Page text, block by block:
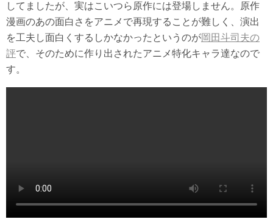
してましたが、実はこいつら原作には登場しません。原作
漫画のあの面白さをアニメで再現することが難しく、演出
を工夫し面白くするしかなかったというのが岡田斗司夫の
評で、そのために作り出されたアニメ特化キャラ達なので
す。